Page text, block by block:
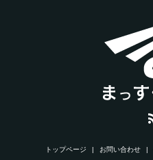
トップページ お問い合わせ